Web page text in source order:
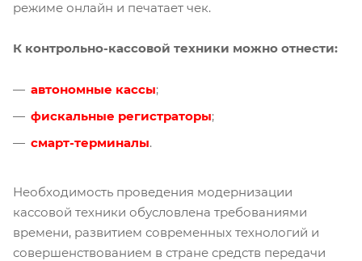
режиме онлайн и печатает чек.
К контрольно-кассовой техники можно отнести:
автономные кассы;
фискальные регистраторы;
смарт-терминалы.
Необходимость проведения модернизации
кассовой техники обусловлена требованиями
времени, развитием современных технологий и
совершенствованием в стране средств передачи